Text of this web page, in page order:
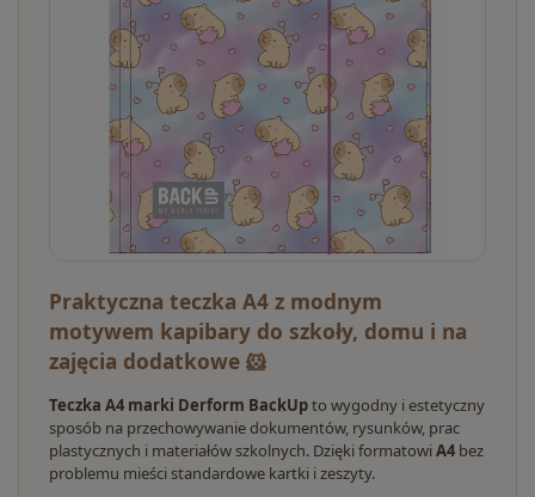
Praktyczna teczka A4 z modnym
motywem kapibary do szkoły, domu i na
zajęcia dodatkowe 🐹
Teczka A4 marki Derform BackUpto wygodny i estetyczny
sposób na przechowywanie dokumentów, rysunków, prac
plastycznych i materiałów szkolnych. Dzięki formatowiA4 bez
problemu mieści standardowe kartki i zeszyty.